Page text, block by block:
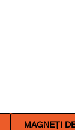
MAGNEȚI